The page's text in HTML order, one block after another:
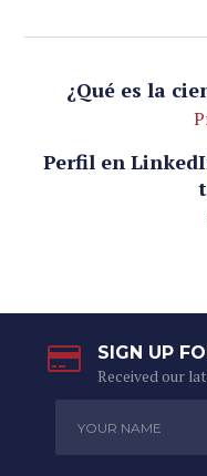
¿Qué es la
Perfil en
SIGN UP
Received our